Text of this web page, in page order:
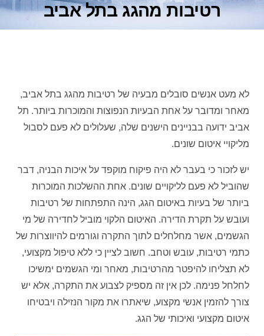
רטיבות מהגג בתל אביב
לא מעט אנשים סובלים מבעיה של רטיבות מהגג בתל אביב,
מאחר ומדובר על אחת הבעיות הנפוצות והמוכרות ביותר. תל
אביב ידועה בבניינים הישנים שלה, שעלולים לא פעם לסבול
מליקויי איטום שונים.
יש לזכור כי בעבר לא היה פיקוח מוקפד על איכות הבניה, דבר
שהוביל לא פעם לליקויים שונים. אחת ההשלכות המוכרות
ביותר של בעיות באיטום הגג, הינה התפתחות של רטיבות
ועובש על תקרת הדירה. האיטום הלקוי מוביל לחדירה של מי
הגשמים, אשר מחלחלים לתוך התקרה וגורמים להיווצרות של
כתמי רטיבות, עובש וטחב. חשוב לציין כי ללא טיפול מקצועי,
לא תצליחו להיפטר מהרטיבות, מאחר ומי הגשמים ימשיכו
לחלחל פנימה. לכן אין זה מספיק לצבוע את התקרה, אלא יש
צורך להזמין אנשי מקצוע, שיאתרו את מקור הנזילה ויבטיחו
איטום מקצועי ואיכותי של הגג.